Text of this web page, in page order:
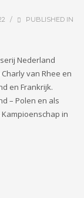
/
PUBLISHED IN
Nederland
van Rhee en
en Frankrijk.
– Polen en als
in